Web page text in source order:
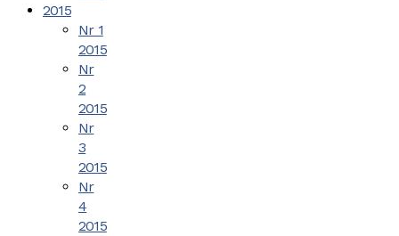
2015
Nr 1
2015
Nr
2
2015
Nr
3
2015
Nr
4
2015